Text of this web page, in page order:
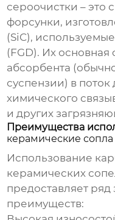
сероочистки – это
форсунки,
(SiC),
(FGD). Их
абсорбента
суспензии) в
химического
и других
Преимущества
керамические
Использование
керамических
предоставляет ряд
преимуществ: